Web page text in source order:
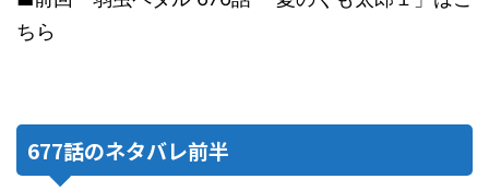
ちら
677話のネタバレ前半